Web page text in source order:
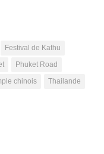
Festival de Kathu
Phuket Road
chinois Thailande